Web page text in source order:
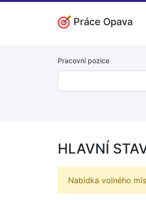
Práce Opava
Pracovní pozice
HLAVNÍ
Nabídka volného